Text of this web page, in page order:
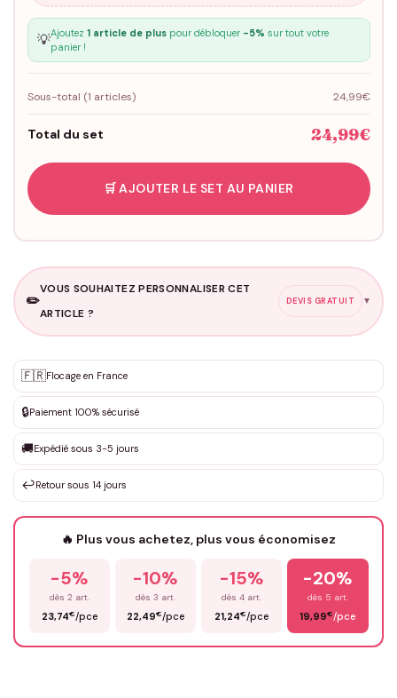
💡Ajoutez 1 article de pluspour débloquer -5% sur tout votre
panier !
Sous-total (1 articles) 24,99€
Total du set 24,99€
🛒 AJOUTER LE SET AU PANIER
✏️
VOUS SOUHAITEZ PERSONNALISER CET
ARTICLE ?
DEVIS GRATUIT ▼
✨ Personnalisation sur mesure
DEVIS GRATUIT · Personnalisation de 3 à 10€ selon la demande
Que souhaitez-vous ?*
Votre texte / idée*
Prénom*
🇫🇷Flocage en France
🔒Paiement 100% sécurisé
🚚Expédié sous 3-5 jours
↩️Retour sous 14 jours
🔥 Plus vous achetez, plus vous économisez
-5%
dès 2 art.
23,74€/pce
-10%
dès 3 art.
22,49€/pce
-15%
dès 4 art.
21,24€/pce
-20%
dès 5 art.
19,99€/pce